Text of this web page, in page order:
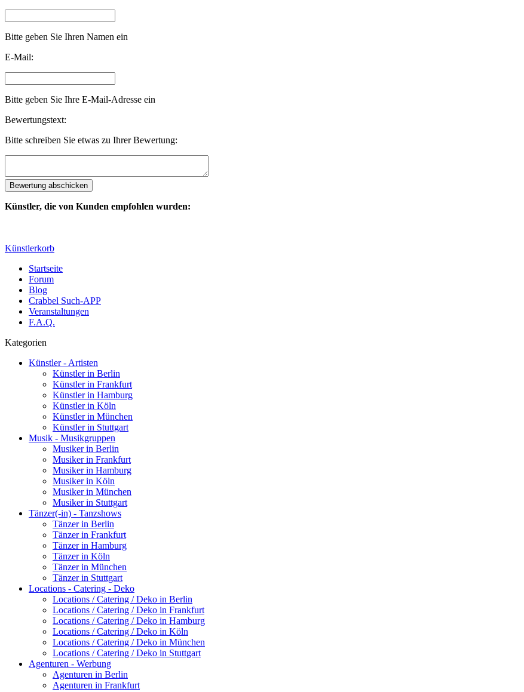
Bitte geben Sie Ihren Namen ein
E-Mail:
Bitte geben Sie Ihre E-Mail-Adresse ein
Bewertungstext:
Bitte schreiben Sie etwas zu Ihrer Bewertung:
Künstler, die von Kunden empfohlen wurden:
Künstlerkorb
Startseite
Forum
Blog
Crabbel Such-APP
Veranstaltungen
F.A.Q.
Kategorien
Künstler - Artisten
Künstler in Berlin
Künstler in Frankfurt
Künstler in Hamburg
Künstler in Köln
Künstler in München
Künstler in Stuttgart
Musik - Musikgruppen
Musiker in Berlin
Musiker in Frankfurt
Musiker in Hamburg
Musiker in Köln
Musiker in München
Musiker in Stuttgart
Tänzer(-in) - Tanzshows
Tänzer in Berlin
Tänzer in Frankfurt
Tänzer in Hamburg
Tänzer in Köln
Tänzer in München
Tänzer in Stuttgart
Locations - Catering - Deko
Locations / Catering / Deko in Berlin
Locations / Catering / Deko in Frankfurt
Locations / Catering / Deko in Hamburg
Locations / Catering / Deko in Köln
Locations / Catering / Deko in München
Locations / Catering / Deko in Stuttgart
Agenturen - Werbung
Agenturen in Berlin
Agenturen in Frankfurt